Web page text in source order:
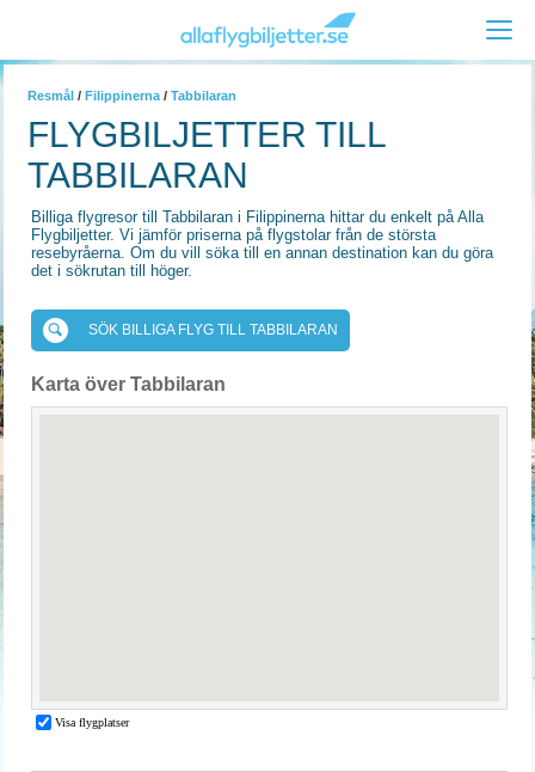
Resmål / Filippinerna / Tabbilaran
FLYGBILJETTER TILL
TABBILARAN
Billiga flygresor till Tabbilaran i Filippinerna hittar du enkelt på Alla
Flygbiljetter. Vi jämför priserna på flygstolar från de största
resebyråerna. Om du vill söka till en annan destination kan du göra
det i sökrutan till höger.
SÖK BILLIGA FLYG TILL TABBILARAN
Karta över Tabbilaran